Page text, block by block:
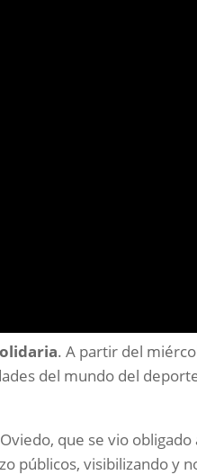
. A partir del
del mundo del
que se vio
públicos, visibilizando y